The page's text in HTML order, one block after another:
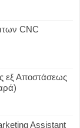
CNC
εξ Αποστάσεως
Assistant